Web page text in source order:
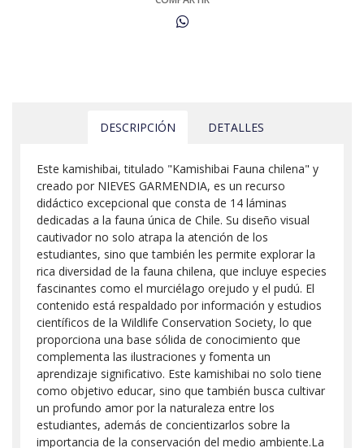
DESCRIPCIÓN DETALLES
Este kamishibai, titulado "Kamishibai Fauna chilena" y
creado por NIEVES GARMENDIA, es un recurso
didáctico excepcional que consta de 14 láminas
dedicadas a la fauna única de Chile. Su diseño visual
cautivador no solo atrapa la atención de los
estudiantes, sino que también les permite explorar la
rica diversidad de la fauna chilena, que incluye especies
fascinantes como el murciélago orejudo y el pudú. El
contenido está respaldado por información y estudios
científicos de la Wildlife Conservation Society, lo que
proporciona una base sólida de conocimiento que
complementa las ilustraciones y fomenta un
aprendizaje significativo. Este kamishibai no solo tiene
como objetivo educar, sino que también busca cultivar
un profundo amor por la naturaleza entre los
estudiantes, además de concientizarlos sobre la
importancia de la conservación del medio ambiente.La